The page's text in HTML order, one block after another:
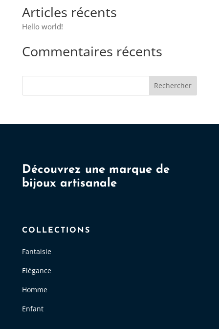
la
du
Articles récents
Hello world!
Commentaires récents
Rechercher
Découvrez une marque de
bijoux artisanale
COLLECTIONS
Fantaisie
Elégance
Homme
Enfant